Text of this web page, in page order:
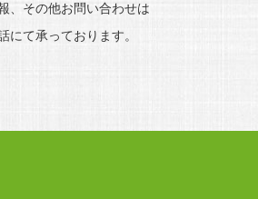
、その他お問い合わせは
にて承っております。